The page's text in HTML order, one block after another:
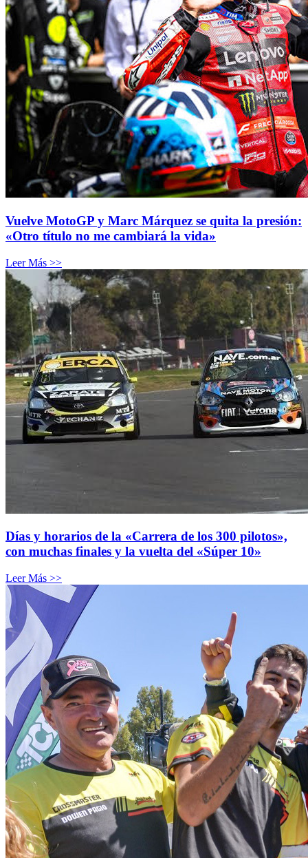
Vuelve MotoGP y Marc Márquez se quita la presión:
«Otro título no me cambiará la vida»
Leer Más >>
Días y horarios de la «Carrera de los 300 pilotos»,
con muchas finales y la vuelta del «Súper 10»
Leer Más >>